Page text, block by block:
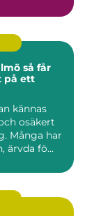
får
på ett
kännas
osäkert
Många har
ärvda fö...